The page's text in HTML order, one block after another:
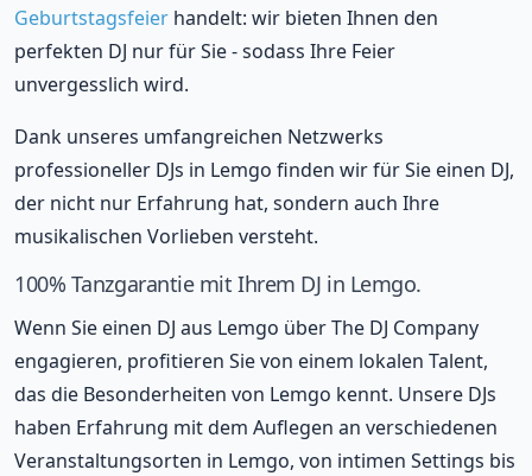
Geburtstagsfeier handelt: wir bieten Ihnen den
perfekten DJ nur für Sie - sodass Ihre Feier
unvergesslich wird.
Dank unseres umfangreichen Netzwerks
professioneller DJs in Lemgo finden wir für Sie einen DJ,
der nicht nur Erfahrung hat, sondern auch Ihre
musikalischen Vorlieben versteht.
100% Tanzgarantie mit Ihrem DJ in Lemgo.
Wenn Sie einen DJ aus Lemgo über The DJ Company
engagieren, profitieren Sie von einem lokalen Talent,
das die Besonderheiten von Lemgo kennt. Unsere DJs
haben Erfahrung mit dem Auflegen an verschiedenen
Veranstaltungsorten in Lemgo, von intimen Settings bis